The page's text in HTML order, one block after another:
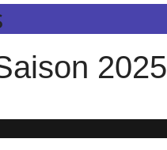
2025